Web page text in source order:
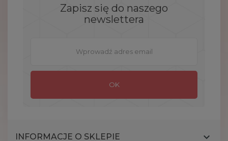
Zapisz się do naszego
newslettera
INFORMACJE O SKLEPIE 